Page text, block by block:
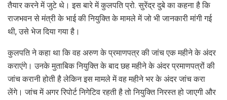
तैयार करने में जुटे थे। इस बारे में कुलपति प्रो. सुरेंद्र दुबे का कहना है कि
राजभवन से मंत्री के भाई की नियुक्ति के मामले में जो भी जानकारी मांगी गई
थी, उसे भेज दिया गया है।
कुलपति ने कहा था कि वह अरुण के प्रमाणपत्र की जांच एक महीने के अंदर
कराएंगे। उनके मुताबिक नियुक्ति के बाद छह महीने के अंदर प्रमाणपत्रों की
जांच करानी होती है लेकिन इस मामले में वह महीने भर के अंदर जांच करा
लेंगे। जांच में अगर रिपोर्ट निगेटिव रहती है तो नियुक्ति निरस्त हो जाएगी और